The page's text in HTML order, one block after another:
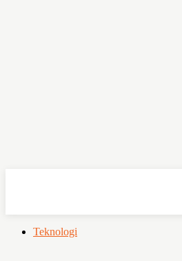
Teknologi